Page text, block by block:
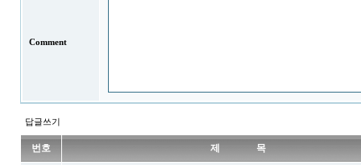
Comment
답글쓰기
번호 제 목